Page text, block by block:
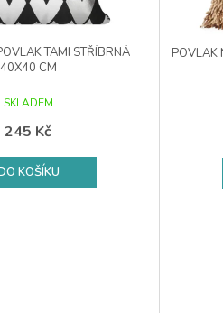
TAMI STŘÍBRNÁ
40X40 CM
SKLADEM
245 Kč
KOŠÍKU
POVLAK